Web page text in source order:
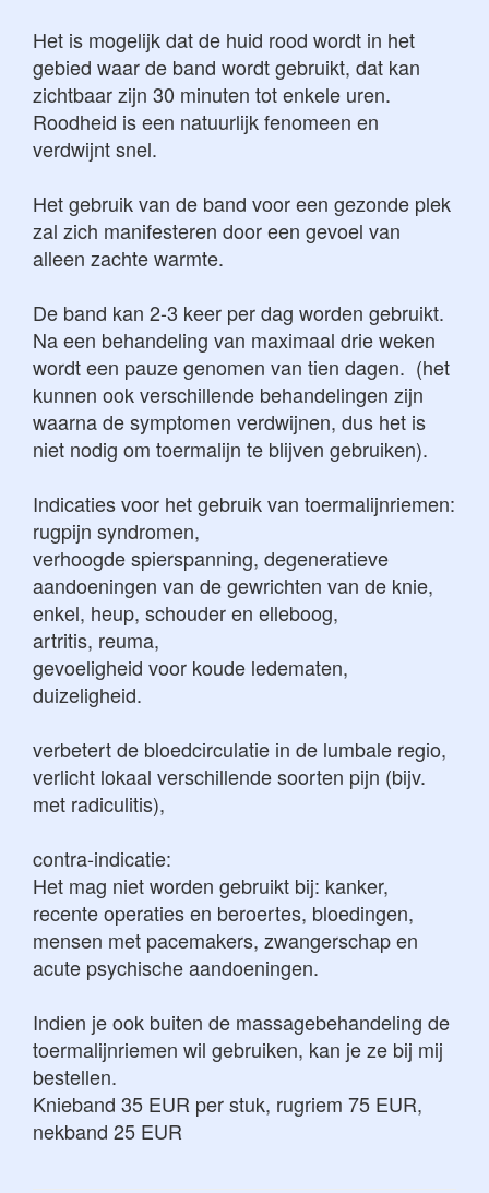
Het is mogelijk dat de huid rood wordt in het
gebied waar de band wordt gebruikt, dat kan
zichtbaar zijn 30 minuten tot enkele uren.
Roodheid is een natuurlijk fenomeen en
verdwijnt snel.
Het gebruik van de band voor een gezonde plek
zal zich manifesteren door een gevoel van
alleen zachte warmte.
De band kan 2-3 keer per dag worden gebruikt.
Na een behandeling van maximaal drie weken
wordt een pauze genomen van tien dagen. (het
kunnen ook verschillende behandelingen zijn
waarna de symptomen verdwijnen, dus het is
niet nodig om toermalijn te blijven gebruiken).
Indicaties voor het gebruik van toermalijnriemen:
rugpijn syndromen,
verhoogde spierspanning, degeneratieve
aandoeningen van de gewrichten van de knie,
enkel, heup, schouder en elleboog,
artritis, reuma,
gevoeligheid voor koude ledematen,
duizeligheid.
verbetert de bloedcirculatie in de lumbale regio,
verlicht lokaal verschillende soorten pijn (bijv.
met radiculitis),
contra-indicatie:
Het mag niet worden gebruikt bij: kanker,
recente operaties en beroertes, bloedingen,
mensen met pacemakers, zwangerschap en
acute psychische aandoeningen.
Indien je ook buiten de massagebehandeling de
toermalijnriemen wil gebruiken, kan je ze bij mij
bestellen.
Knieband 35 EUR per stuk, rugriem 75 EUR,
nekband 25 EUR